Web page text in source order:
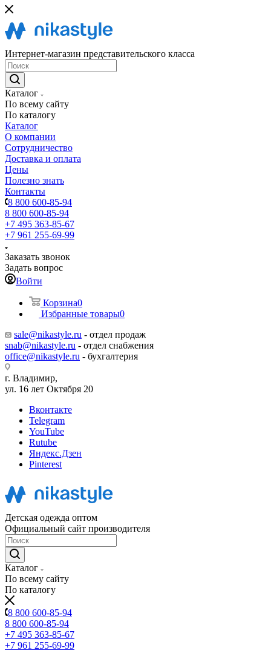
Интернет-магазин представительского класса
Каталог
По всему сайту
По каталогу
Каталог
О компании
Сотрудничество
Доставка и оплата
Цены
Полезно знать
Контакты
8 800 600-85-94
8 800 600-85-94
+7 495 363-85-67
+7 961 255-69-99
Заказать звонок
Задать вопрос
Войти
Корзина0
Избранные товары0
sale@nikastyle.ru - отдел продаж
snab@nikastyle.ru - отдел снабжения
office@nikastyle.ru - бухгалтерия
г. Владимир,
ул. 16 лет Октября 20
Вконтакте
Telegram
YouTube
Rutube
Яндекс.Дзен
Pinterest
Детская одежда оптом
Официальный сайт производителя
Каталог
По всему сайту
По каталогу
8 800 600-85-94
8 800 600-85-94
+7 495 363-85-67
+7 961 255-69-99